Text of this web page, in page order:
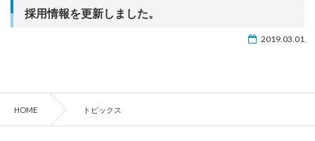
採用情報を更新しました。
2019.03.01
HOME トピックス